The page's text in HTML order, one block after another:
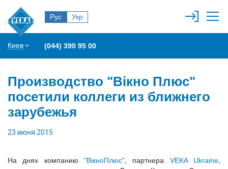
Рус Укр
Киев (044) 390 95 00
Производство "Вікно Плюс"
посетили коллеги из ближнего
зарубежья
23 июня 2015
На днях компанию "ВікноПлюс" , партнера VEKA Ukraine